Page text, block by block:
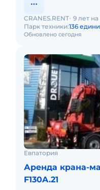
Обновлено сегодня
CRANES.RENT 9 лет
Парк техники:136
Евпатория
Аренда крана-
F130A.21